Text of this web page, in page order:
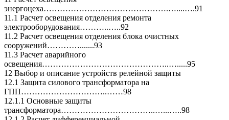
энергоцеха……………………………………….…....….91
11.1 Расчет освещения отделения ремонта
электрооборудования………..…..92
11.2 Расчет освещения отделения блока очистных
сооружений………….......93
11.3 Расчет аварийного
освещения………………………………………..….....95
12 Выбор и описание устройств релейной защиты
12.1 Защита силового трансформатора на
ГПП…………………………..……98
12.1.1 Основные защиты
трансформатора……………………………..…...…..98